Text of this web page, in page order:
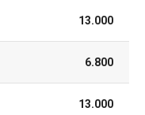
13.000
6.800
13.000